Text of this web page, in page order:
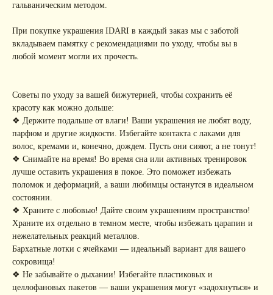
гальваническим методом.
При покупке украшения IDARI в каждый заказ мы с заботой
вкладываем памятку с рекомендациями по уходу, чтобы вы в
любой момент могли их прочесть.
Советы по уходу за вашей бижутерией, чтобы сохранить её
красоту как можно дольше:
❖ Держите подальше от влаги! Ваши украшения не любят воду,
парфюм и другие жидкости. Избегайте контакта с лаками для
волос, кремами и, конечно, дождем. Пусть они сияют, а не тонут!
❖ Снимайте на время! Во время сна или активных тренировок
лучше оставить украшения в покое. Это поможет избежать
поломок и деформаций, а ваши любимцы останутся в идеальном
состоянии.
❖ Храните с любовью! Дайте своим украшениям пространство!
Храните их отдельно в темном месте, чтобы избежать царапин и
нежелательных реакций металлов.
Бархатные лотки с ячейками — идеальный вариант для вашего
сокровища!
❖ Не забывайте о дыхании! Избегайте пластиковых и
целлофановых пакетов — ваши украшения могут «задохнуться» и
ПОДПИШИТЕСЬ НА
РАССЫЛКУ
• Обмен и возврат
• Доставка и оплата
по уходу
• Новости
• Упаковка
• Об IDARI
• Главная
• Каталог
idari.brand@mail.ru
+ 7 (916) 958-00-78
КОНТАКТЫ
Рассказываем о новых
коллекциях, акциях и трендах
РАЗДЕЛЫ ИНТЕРНЕТ-
МАГАЗИНА